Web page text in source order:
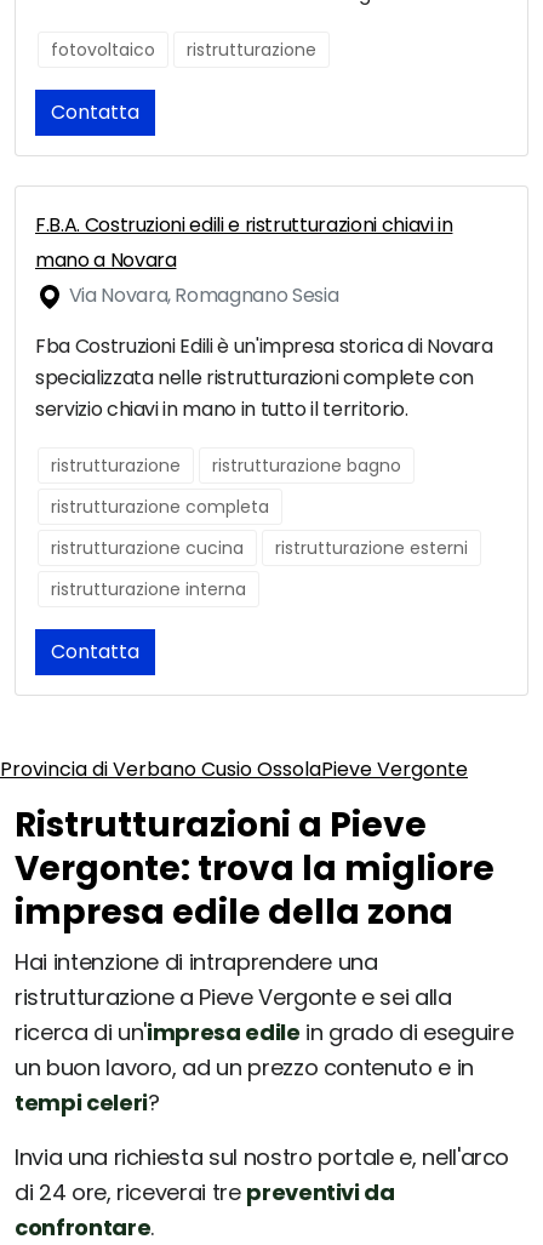
fotovoltaico ristrutturazione
Contatta
F.B.A. Costruzioni edili e ristrutturazioni chiavi in
mano a Novara
Via Novara, Romagnano Sesia
Fba Costruzioni Edili è un'impresa storica di Novara
specializzata nelle ristrutturazioni complete con
servizio chiavi in mano in tutto il territorio.
ristrutturazione
ristrutturazione bagno
ristrutturazione completa
ristrutturazione cucina
ristrutturazione esterni
ristrutturazione interna
Contatta
Provincia di Verbano Cusio OssolaPieve Vergonte
Ristrutturazioni a Pieve
Vergonte: trova la migliore
impresa edile della zona
Hai intenzione di intraprendere una
ristrutturazione a Pieve Vergonte e sei alla
ricerca di un'impresa edile in grado di eseguire
un buon lavoro, ad un prezzo contenuto e in
tempi celeri?
Invia una richiesta sul nostro portale e, nell'arco
di 24 ore, riceverai tre preventivi da
confrontare.